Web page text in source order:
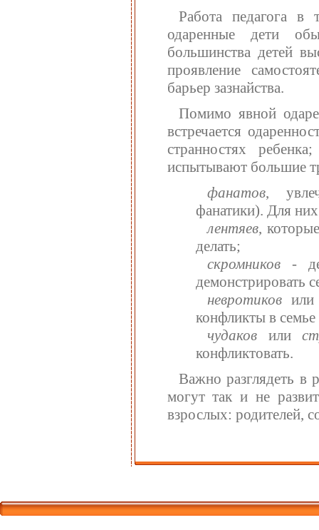
Работа педагога
одаренные дети
большинства детей
проявление
барьер зазнайства.
Помимо явной
встречается
странностях
испытывают большие
фанатов,
фанатики). Для
лентяев,
делать;
скромников -
демонстрировать
невротиков
конфликты в
чудаков или
конфликтовать.
Важно разглядеть в
могут так и не
взрослых: родителей,